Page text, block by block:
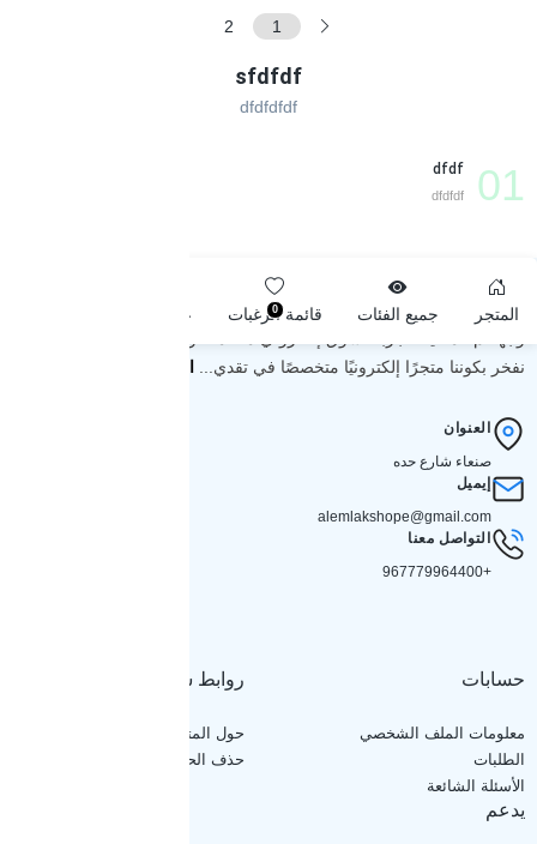
1
2
sfdfdf
dfdfdfdf
01
dfdf
dfdfdf
المتجر جميع الفئات 0
قائمة الرغبات عربة التسوق
من نحن - متجر العملاق أون لاينمرحباً بكم في متجر العملاق أونلاين،
نفخر بكوننا متجرًا إلكترونيًا متخصصًا في تقدي...
العنوان
صنعاء شارع حده
إيميل
alemlakshope@gmail.com
التواصل معنا
+967779964400
حسابات
معلومات الملف الشخصي
الطلبات
الأسئلة الشائعة
روابط سريعة
حول المتجر
حذف الحساب
يدعم